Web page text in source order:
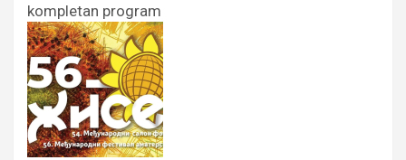
kompletan program